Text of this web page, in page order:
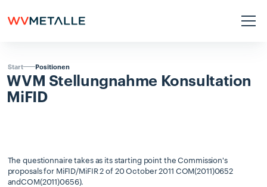
Start Positionen
WVM Stellungnahme Konsultation
MiFID
The questionnaire takes as its starting point the Commission's
proposals for MiFID/MiFIR 2 of 20 October 2011 COM(2011)0652
andCOM(2011)0656).